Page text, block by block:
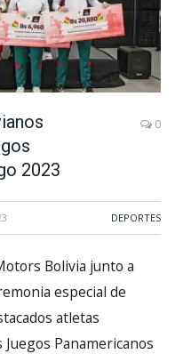
2023
0
DEPORTES
Bolivia junto a
especial de
atletas
Panamericanos